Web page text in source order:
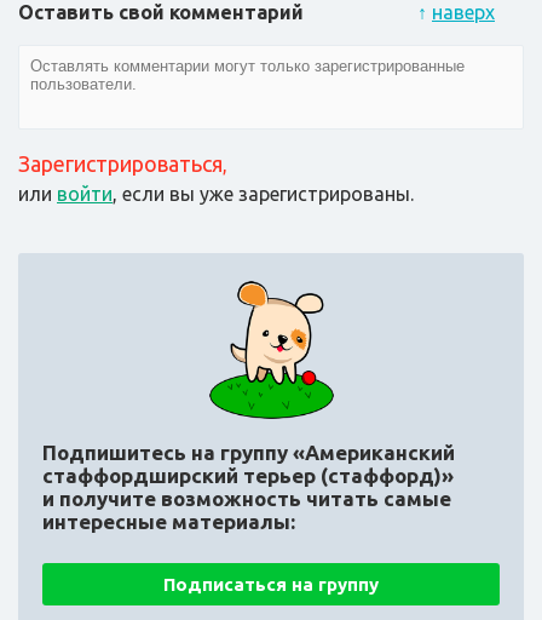
↑ наверх
Оставить свой комментарий
Зарегистрироваться,
или войти, если вы уже зарегистрированы.
Подпишитесь на группу «Американский
стаффордширский терьер (стаффорд)»
и получите возможность читать самые
интересные материалы:
Подписаться на группу